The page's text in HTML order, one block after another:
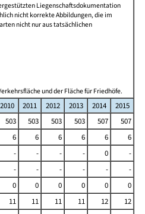
Liegenschaftsdokumentation
nicht korrekte Abbildungen, die im
nicht nur aus tatsächlichen
und der Fläche für Friedhöfe.
2010 2011 2012 2013 2014
2015
503 503 503 503 507
507
6 6 6 6 6
6
- - - - 0
-
- - - - -
-
0 0 0 0 0
0
11 11 11 11 12
12